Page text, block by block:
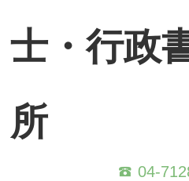
士・行政
所
04-